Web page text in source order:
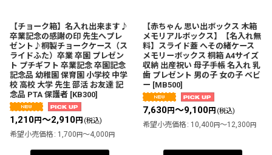
【チョーク箱】名入れ出来ます♪
卒業記念の感謝の印 先生へプレ
ゼント♪桐製チョークケース（ス
ライドふた）卒業 卒園 プレゼン
ト プチギフト 卒業記念 卒園記念
記念品 幼稚園 保育園 小学校 中学
校 高校 大学 先生 部活 お友達 記
念品 PTA 保護者 [KB300]
1,210円～2,910円 (税込)
希望小売価格 : 1,700 円～4,000 円
【赤ちゃん 思い出ボックス 木箱
メモリアルボックス】【名入れ無
料】スライド蓋 へその緒ケース
メモリーボックス 桐箱 A4サイズ
収納 出産祝い 母子手帳 名入れ 乳
歯 プレゼント 男の子 女の子 ベビ
ー [MB500]
7,630円～9,100円 (税込)
希望小売価格 : 10,400 円～12,300 円